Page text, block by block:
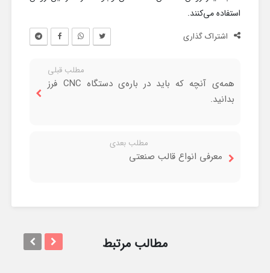
استفاده می‌کنند.
اشتراک گذاری
مطلب قبلی
همه‌ی آنچه که باید در باره‌ی دستگاه CNC فرز
بدانید.
مطلب بعدی
معرفی انواع قالب صنعتی
مطالب مرتبط